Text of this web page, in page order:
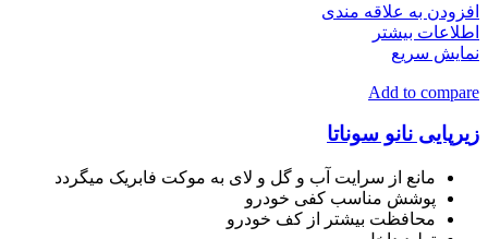
افزودن به علاقه مندی
اطلاعات بیشتر
نمایش سریع
Add to compare
زیرپایی نانو سوناتا
مانع از سرایت آب و گل و لای به موکت فابریک میگردد
پوشش مناسب کفی خودرو
محافظت بیشتر از کف خودرو